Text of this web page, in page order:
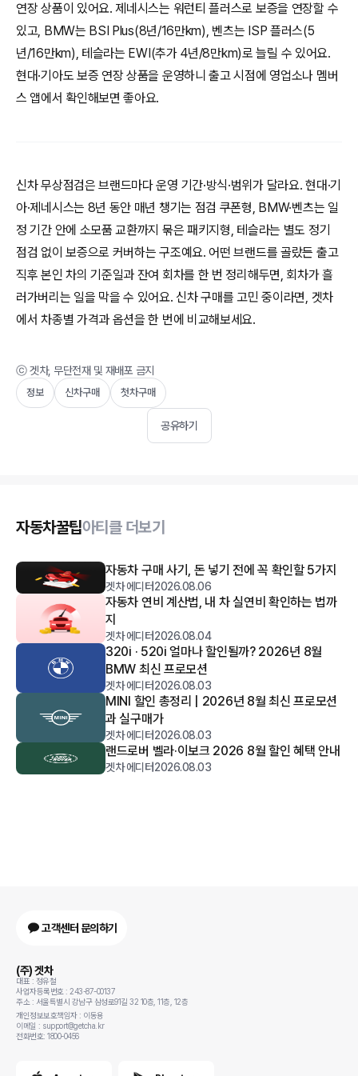
연장 상품이 있어요. 제네시스는 워런티 플러스로 보증을 연장할 수
있고, BMW는 BSI Plus(8년/16만km), 벤츠는 ISP 플러스(5
년/16만km), 테슬라는 EWI(추가 4년/8만km)로 늘릴 수 있어요.
현대·기아도 보증 연장 상품을 운영하니 출고 시점에 영업소나 멤버
스 앱에서 확인해보면 좋아요.
신차 무상점검은 브랜드마다 운영 기간·방식·범위가 달라요. 현대·기
아·제네시스는 8년 동안 매년 챙기는 점검 쿠폰형, BMW·벤츠는 일
정 기간 안에 소모품 교환까지 묶은 패키지형, 테슬라는 별도 정기
점검 없이 보증으로 커버하는 구조예요. 어떤 브랜드를 골랐든 출고
직후 본인 차의 기준일과 잔여 회차를 한 번 정리해두면, 회차가 흘
러가버리는 일을 막을 수 있어요. 신차 구매를 고민 중이라면, 겟차
에서 차종별 가격과 옵션을 한 번에 비교해보세요.
ⓒ 겟차, 무단전재 및 재배포 금지
정보 신차구매 첫차구매
공유하기
자동차꿀팁아티클 더보기
자동차 구매 사기, 돈 넣기 전에 꼭 확인할 5가지
겟차 에디터2026.08.06
자동차 연비 계산법, 내 차 실연비 확인하는 법까
지
겟차 에디터2026.08.04
320i · 520i 얼마나 할인될까? 2026년 8월
BMW 최신 프로모션
겟차 에디터2026.08.03
MINI 할인 총정리 | 2026년 8월 최신 프로모션
과 실구매가
겟차 에디터2026.08.03
랜드로버 벨라·이보크 2026 8월 할인 혜택 안내
겟차 에디터2026.08.03
고객센터 문의하기
(주) 겟차
대표 : 정유철
사업자등록번호 : 243-87-00137
주소 : 서울특별시 강남구 삼성로91길 32 10층, 11층, 12층
개인정보보호책임자 : 이동용
이메일 : support@getcha.kr
전화번호: 1800-0456